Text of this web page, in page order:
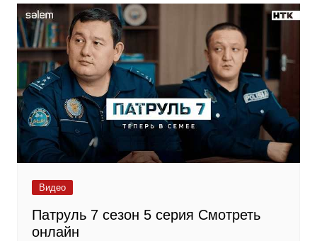
Видео
Патруль 7 сезон 5 серия Смотреть
онлайн